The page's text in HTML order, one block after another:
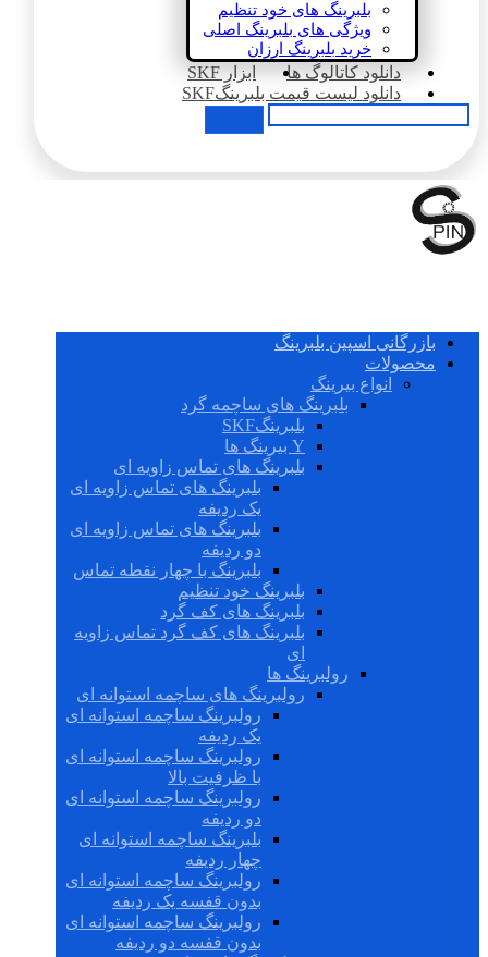
بلبرینگ های خود تنظیم
ویژگی های بلبرینگ اصلی
خرید بلبرینگ ارزان
دانلود کاتالوگ ها
ابزار SKF
دانلود لیست قیمت بلبرینگSKF
بازرگانی اسپین بلبرینگ
محصولات
انواع بیرینگ
بلبرینگ های ساچمه گرد
بلبرینگSKF
Y بیرینگ ها
بلبرینگ های تماس زاویه ای
بلبرینگ های تماس زاویه ای
یک ردیفه
بلبرینگ های تماس زاویه ای
دو ردیفه
بلبرینگ با چهار نقطه تماس
بلبرینگ خود تنظیم
بلبرینگ های کف گرد
بلبرینگ های کف گرد تماس زاویه
ای
رولبرینگ ها
رولبرینگ های ساچمه استوانه ای
رولبرینگ ساچمه استوانه ای
یک ردیفه
رولبرینگ ساچمه استوانه ای
با ظرفیت بالا
رولبرینگ ساچمه استوانه ای
دو ردیفه
بلبرینگ ساچمه استوانه ای
چهار ردیفه
رولبرینگ ساچمه استوانه ای
بدون قفسه یک ردیفه
رولبرینگ ساچمه استوانه ای
بدون قفسه دو ردیفه